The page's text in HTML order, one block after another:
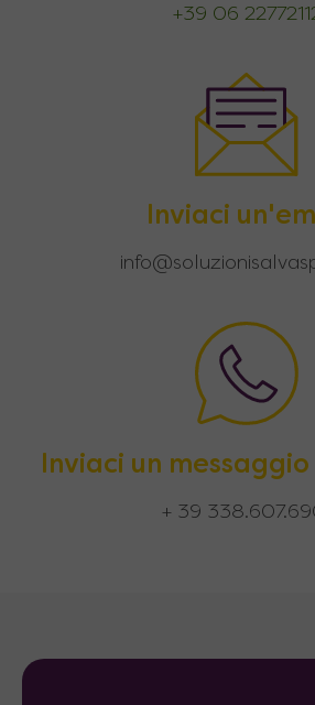
+39 06
Inviaci
Inviaci un
+ 39